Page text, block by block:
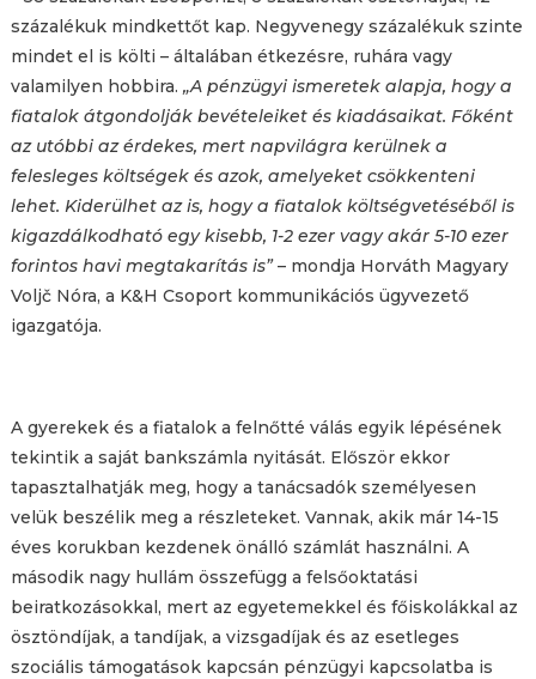
százalékuk mindkettőt kap. Negyvenegy százalékuk szinte
mindet el is költi – általában étkezésre, ruhára vagy
valamilyen hobbira. „A pénzügyi ismeretek alapja, hogy a
fiatalok átgondolják bevételeiket és kiadásaikat. Főként
az utóbbi az érdekes, mert napvilágra kerülnek a
felesleges költségek és azok, amelyeket csökkenteni
lehet. Kiderülhet az is, hogy a fiatalok költségvetéséből is
kigazdálkodható egy kisebb, 1-2 ezer vagy akár 5-10 ezer
forintos havi megtakarítás is”– mondja Horváth Magyary
Voljč Nóra, a K&H Csoport kommunikációs ügyvezető
igazgatója.
A gyerekek és a fiatalok a felnőtté válás egyik lépésének
tekintik a saját bankszámla nyitását. Először ekkor
tapasztalhatják meg, hogy a tanácsadók személyesen
velük beszélik meg a részleteket. Vannak, akik már 14-15
éves korukban kezdenek önálló számlát használni. A
második nagy hullám összefügg a felsőoktatási
beiratkozásokkal, mert az egyetemekkel és főiskolákkal az
ösztöndíjak, a tandíjak, a vizsgadíjak és az esetleges
szociális támogatások kapcsán pénzügyi kapcsolatba is